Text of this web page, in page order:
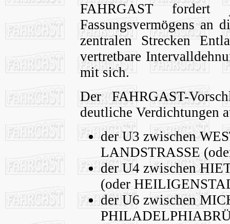
FAHRGAST fordert
Fassungsvermögens an
zentralen Strecken
vertretbare
mit sich.
Der FAHRGAST-
deutliche Verdichtungen
der U3 zwischen
LANDSTRASSE
der U4 zwischen
(oder
der U6 zwischen